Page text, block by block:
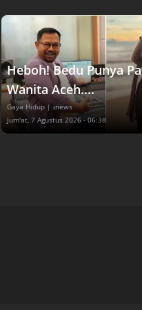
Heboh! Bedu Punya
Wanita Aceh....
Gaya Hidup | inews
Jum'at, 7 Agustus 2026 - 06:38